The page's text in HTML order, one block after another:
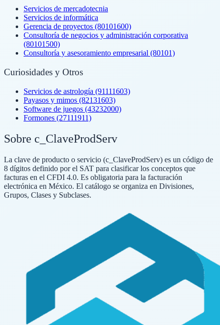
Servicios de mercadotecnia
Servicios de informática
Gerencia de proyectos (80101600)
Consultoría de negocios y administración corporativa
(80101500)
Consultoría y asesoramiento empresarial (80101)
Curiosidades y Otros
Servicios de astrología (91111603)
Payasos y mimos (82131603)
Software de juegos (43232000)
Formones (27111911)
Sobre c_ClaveProdServ
La clave de producto o servicio (c_ClaveProdServ) es un código de
8 dígitos definido por el SAT para clasificar los conceptos que
facturas en el CFDI 4.0. Es obligatoria para la facturación
electrónica en México. El catálogo se organiza en Divisiones,
Grupos, Clases y Subclases.